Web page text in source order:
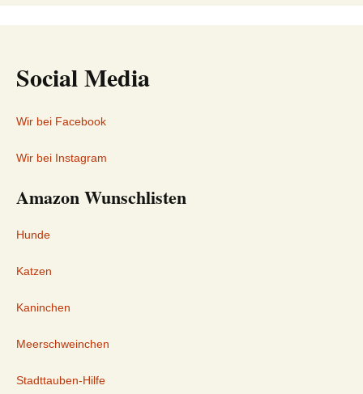
Social Media
Wir bei Facebook
Wir bei Instagram
Amazon Wunschlisten
Hunde
Katzen
Kaninchen
Meerschweinchen
Stadttauben-Hilfe